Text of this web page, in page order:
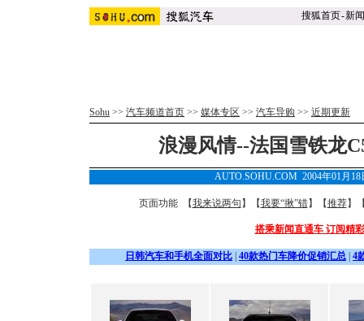
搜狐首页-新闻
Sohu >> 汽车频道首页 >> 媒体专区 >> 汽车导购 >> 近期更新
浪漫风情--法国雪铁龙
AUTO.SOHU.COM 2004年01月
页面功能 【我来说两句 】【我要“揪”错】【推荐】
搭乘新闻直通车 订阅精
日韩汽车和手机全面对比 40款热门车降价促销汇总 4